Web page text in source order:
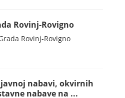
Rovinj-Rovigno
Rovinj-Rovigno
nabavi, okvirnih
nabave na ...